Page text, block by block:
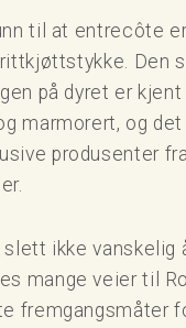
til at entrecôte
Den
på dyret er
marmorert, og
produsenter
ikke vanskelig
mange veier til
fremgangsmåter